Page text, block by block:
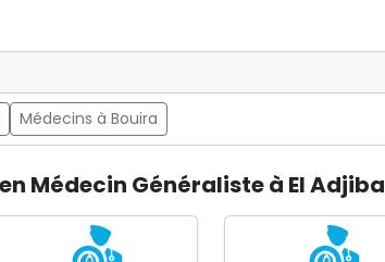
Médecins à Bouira
Médecin Généraliste à El Adjiba